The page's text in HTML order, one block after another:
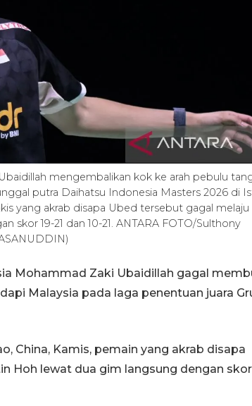
mengembalikan kok ke arah pebulu
putra Daihatsu Indonesia Masters 2026 di
yang akrab disapa Ubed tersebut gagal melaju
skor 19-21 dan 10-21. ANTARA FOTO/Sulthony
Mohammad Zaki Ubaidillah gagal
Malaysia pada laga penentuan juara
China, Kamis, pemain yang akrab disapa
Hoh lewat dua gim langsung dengan skor